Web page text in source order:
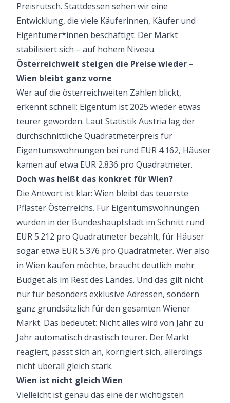
Preisrutsch. Stattdessen sehen wir eine
Entwicklung, die viele Käuferinnen, Käufer und
Eigentümer*innen beschäftigt: Der Markt
stabilisiert sich – auf hohem Niveau.
Österreichweit steigen die Preise wieder –
Wien bleibt ganz vorne
Wer auf die österreichweiten Zahlen blickt,
erkennt schnell: Eigentum ist 2025 wieder etwas
teurer geworden. Laut Statistik Austria lag der
durchschnittliche Quadratmeterpreis für
Eigentumswohnungen bei rund EUR 4.162, Häuser
kamen auf etwa EUR 2.836 pro Quadratmeter.
Doch was heißt das konkret für Wien?
Die Antwort ist klar: Wien bleibt das teuerste
Pflaster Österreichs. Für Eigentumswohnungen
wurden in der Bundeshauptstadt im Schnitt rund
EUR 5.212 pro Quadratmeter bezahlt, für Häuser
sogar etwa EUR 5.376 pro Quadratmeter. Wer also
in Wien kaufen möchte, braucht deutlich mehr
Budget als im Rest des Landes. Und das gilt nicht
nur für besonders exklusive Adressen, sondern
ganz grundsätzlich für den gesamten Wiener
Markt. Das bedeutet: Nicht alles wird von Jahr zu
Jahr automatisch drastisch teurer. Der Markt
reagiert, passt sich an, korrigiert sich, allerdings
nicht überall gleich stark.
Wien ist nicht gleich Wien
Vielleicht ist genau das eine der wichtigsten